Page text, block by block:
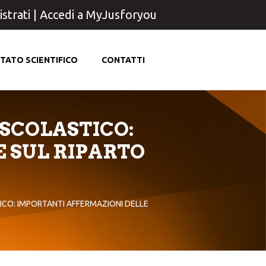
Accedi a MyJusforyou
SCIENTIFICO CONTATTI
RIPARTO
IMPORTANTI AFFERMAZIONI DELLE